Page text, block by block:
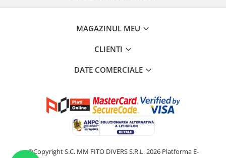
MAGAZINUL MEU
CLIENTI
DATE COMERCIALE
©Copyright S.C. MM FITO DIVERS S.R.L. 2026 Platforma E-